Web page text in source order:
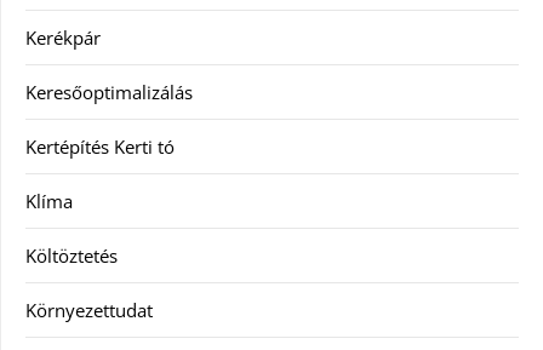
Kerékpár
Keresőoptimalizálás
Kertépítés Kerti tó
Klíma
Költöztetés
Környezettudat